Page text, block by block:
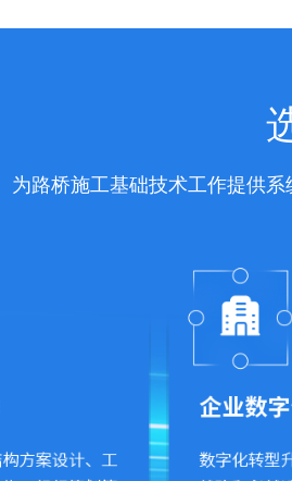
为路桥施工基础技术工作提供